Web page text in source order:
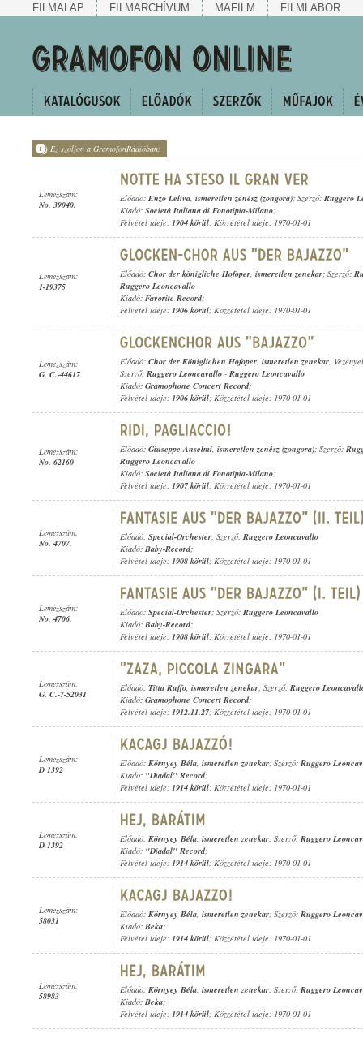
FILMALAP FILMARCHÍVUM MAFILM FILMLABOR
Ez szóljon a GramofonRádióban!
Lemezszám:
No. 39040.
Előadó: Enzo Leliva, ismeretlen zenész (zongora); Szerző: Ruggero
Kiadó: Societá Italiana di Fonotipia-Milano;
Felvétel ideje: 1904 körül; Közzététel ideje: 1970-01-01
Lemezszám:
1-19375
Előadó: Chor der königliche Hofoper, ismeretlen zenekar; Szerző:
Ruggero Leoncavallo
Kiadó: Favorite Record;
Felvétel ideje: 1906 körül; Közzététel ideje: 1970-01-01
Lemezszám:
G. C.-44617
Előadó: Chor der Königlichen Hofoper, ismeretlen zenekar,
Szerző: Ruggero Leoncavallo - Ruggero Leoncavallo
Kiadó: Gramophone Concert Record;
Felvétel ideje: 1906 körül; Közzététel ideje: 1970-01-01
Lemezszám:
No. 62160
Előadó: Giuseppe Anselmi, ismeretlen zenész (zongora); Szerző:
Ruggero Leoncavallo
Kiadó: Societá Italiana di Fonotipia-Milano;
Felvétel ideje: 1907 körül; Közzététel ideje: 1970-01-01
Lemezszám:
No. 4707.
Előadó: Special-Orchester; Szerző: Ruggero Leoncavallo
Kiadó: Baby-Record;
Felvétel ideje: 1908 körül; Közzététel ideje: 1970-01-01
Lemezszám:
No. 4706.
Előadó: Special-Orchester; Szerző: Ruggero Leoncavallo
Kiadó: Baby-Record;
Felvétel ideje: 1908 körül; Közzététel ideje: 1970-01-01
Lemezszám:
G. C.-7-52031
Előadó: Titta Ruffo, ismeretlen zenekar; Szerző: Ruggero
Kiadó: Gramophone Concert Record;
Felvétel ideje: 1912.11.27; Közzététel ideje: 1970-01-01
Lemezszám:
D 1392
Előadó: Környey Béla, ismeretlen zenekar; Szerző: Ruggero
Kiadó: "Diadal" Record;
Felvétel ideje: 1914 körül; Közzététel ideje: 1970-01-01
Lemezszám:
D 1392
Előadó: Környey Béla, ismeretlen zenekar; Szerző: Ruggero
Kiadó: "Diadal" Record;
Felvétel ideje: 1914 körül; Közzététel ideje: 1970-01-01
Lemezszám:
58031
Előadó: Környey Béla, ismeretlen zenekar; Szerző: Ruggero
Kiadó: Beka;
Felvétel ideje: 1914 körül; Közzététel ideje: 1970-01-01
Lemezszám:
58983
Előadó: Környey Béla, ismeretlen zenekar; Szerző: Ruggero
Kiadó: Beka;
Felvétel ideje: 1914 körül; Közzététel ideje: 1970-01-01